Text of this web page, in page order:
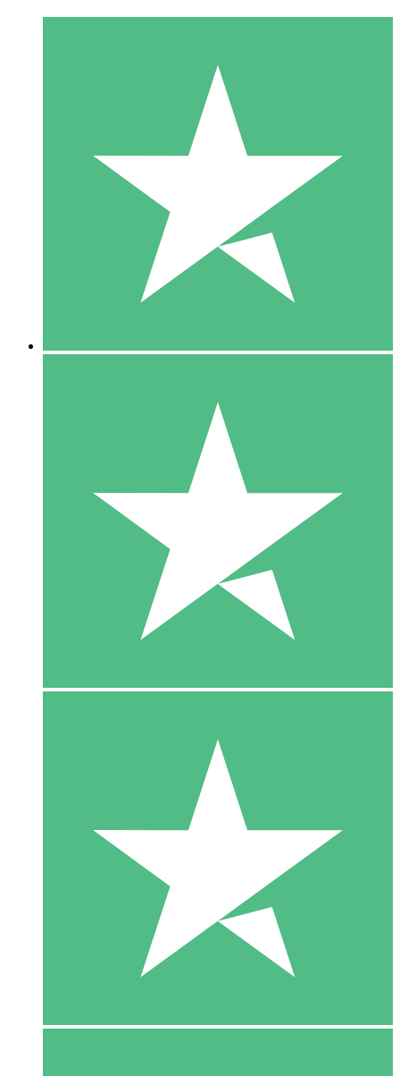
Individuelle Credit-Pakete
Zahlen Sie nach Bedarf mit Download-Credits. Keine
monatliche Verpflichtung erforderlich.
10 00
10 Downloads
20 00